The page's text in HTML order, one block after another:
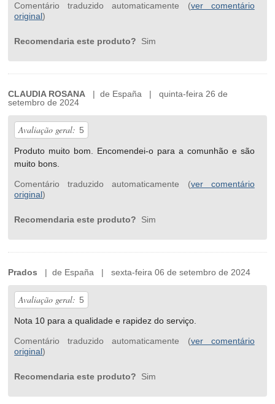
Comentário traduzido automaticamente (ver comentário
original)
Recomendaria este produto? Sim
CLAUDIA ROSANA | de España | quinta-feira 26 de
setembro de 2024
Avaliação geral: 5
Produto muito bom. Encomendei-o para a comunhão e são
muito bons.
Comentário traduzido automaticamente (ver comentário
original)
Recomendaria este produto? Sim
Prados | de España | sexta-feira 06 de setembro de 2024
Avaliação geral: 5
Nota 10 para a qualidade e rapidez do serviço.
Comentário traduzido automaticamente (ver comentário
original)
Recomendaria este produto? Sim